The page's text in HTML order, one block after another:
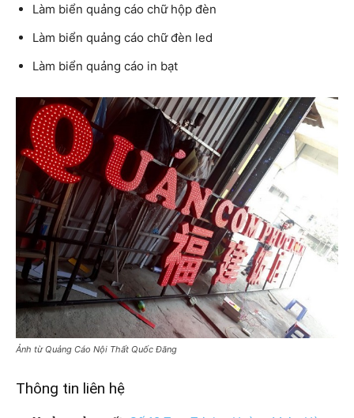
Làm biển quảng cáo chữ hộp đèn
Làm biển quảng cáo chữ đèn led
Làm biển quảng cáo in bạt
Ảnh từ Quảng Cáo Nội Thất Quốc Đăng
Thông tin liên hệ